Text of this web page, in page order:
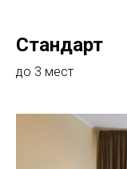
Стандарт
до 3 мест